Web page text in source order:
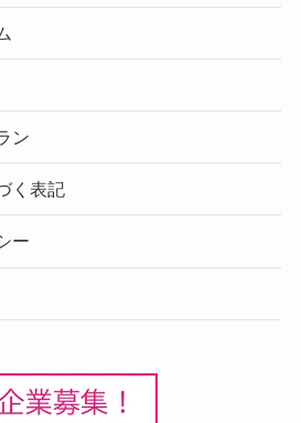
ン
く表記
ー